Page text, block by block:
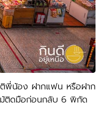
ติพี่น้อง ฝากแฟน หรือฝาก
ม้ติดมือก่อนกลับ 6 พิกัด